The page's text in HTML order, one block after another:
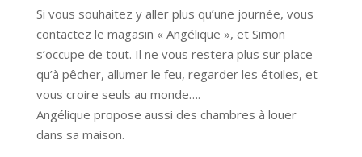
Si vous souhaitez y aller plus qu’une journée, vous
contactez le magasin « Angélique », et Simon
s’occupe de tout. Il ne vous restera plus sur place
qu’à pêcher, allumer le feu, regarder les étoiles, et
vous croire seuls au monde….
Angélique propose aussi des chambres à louer
dans sa maison.